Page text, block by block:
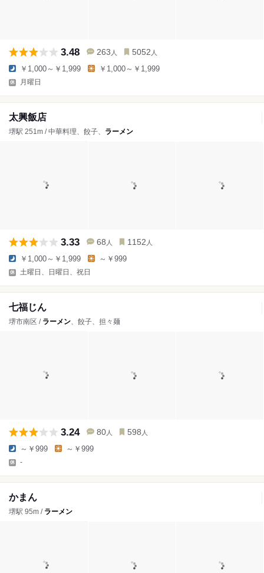
3.48 263 人 5052 人
￥1,000～￥1,999 ￥1,000～￥1,999
月曜日
太興飯店
堺駅 251m / 中華料理、餃子、 ラーメン
3.33 68 人 1152 人
￥1,000～￥1,999 ～￥999
土曜日、日曜日、祝日
七福じん
堺市南区 / ラーメン、餃子、担々麺
3.24 80 人 598 人
～￥999 ～￥999
-
かまん
堺駅 95m / ラーメン